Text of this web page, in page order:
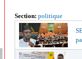
Section: politique